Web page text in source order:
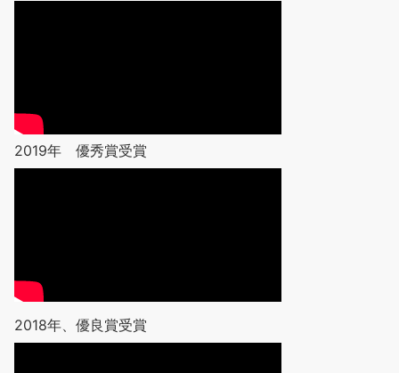
2019年 優秀賞受賞
2018年、優良賞受賞